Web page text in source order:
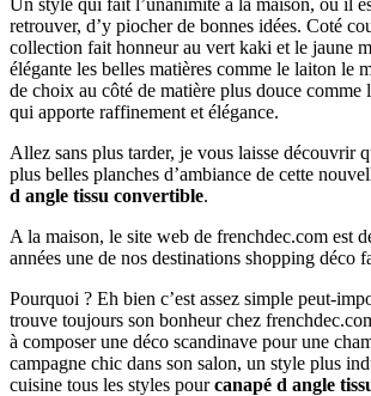
retrouver, d’y piocher de bonnes idées. Coté
collection fait honneur au vert kaki et le jaune
élégante les belles matières comme le laiton le
de choix au côté de matière plus douce comme
qui apporte raffinement et élégance.
Allez sans plus tarder, je vous laisse découvrir
plus belles planches d’ambiance de cette
d angle tissu convertible.
A la maison, le site web de frenchdec.com est
années une de nos destinations shopping déco
Pourquoi ? Eh bien c’est assez simple peut-
trouve toujours son bonheur chez
à composer une déco scandinave pour une
campagne chic dans son salon, un style plus
cuisine tous les styles pourcanapé d angle